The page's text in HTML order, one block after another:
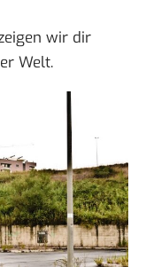
wir dir
Welt.